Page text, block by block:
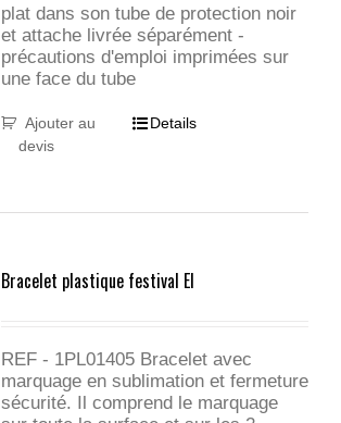
plat dans son tube de protection noir
et attache livrée séparément -
précautions d'emploi imprimées sur
une face du tube
Ajouter au
devis
Details
Bracelet plastique festival El
REF - 1PL01405 Bracelet avec
marquage en sublimation et fermeture
sécurité. Il comprend le marquage